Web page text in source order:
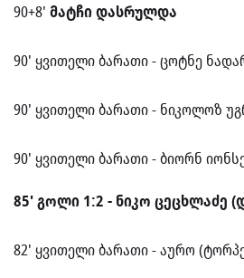
90+8' მატჩი დასრულდა
90' ყვითელი ბარათი - ცოტნე
90' ყვითელი ბარათი - ნიკოლოზ
90' ყვითელი ბარათი - ბიორნ
85' გოლი 1:2 - ნიკო ცეცხლაძე
82' ყვითელი ბარათი - აურო